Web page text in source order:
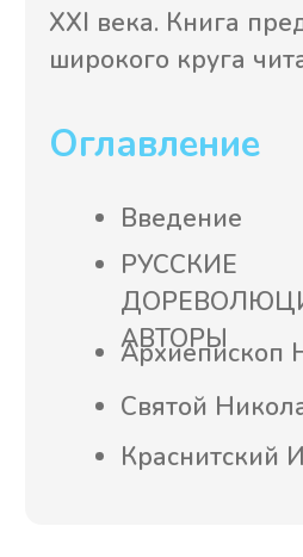
Об
Однажды, в 1991 году,
пожилая женщина
московском метро
брошенную книгу. Название
незнакомым: «Святое
от Луки». Аккуратно положив
сумку, женщина
Георгий